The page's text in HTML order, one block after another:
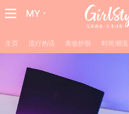
MY
主页 流行热话 美妆护肤 时尚潮流